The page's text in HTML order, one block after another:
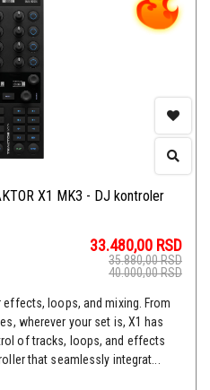
X1 MK3 - DJ kontroler
33.480,00 RSD
35.880,00RSD
40.000,00RSD
loops, and mixing. From
wherever your set is, X1 has
of tracks, loops, and effects
that seamlessly integrat...